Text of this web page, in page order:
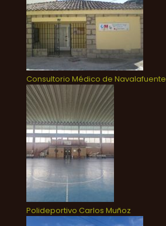
Consultorio Médico de Navalafuente
Polideportivo Carlos Muñoz